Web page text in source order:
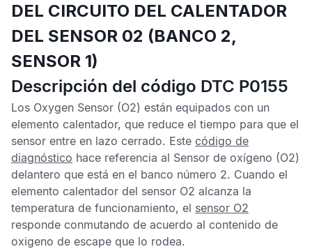
DEL CIRCUITO DEL CALENTADOR
DEL SENSOR 02 (BANCO 2,
SENSOR 1)
Descripción del código DTC P0155
Los Oxygen Sensor (O2) están equipados con un
elemento calentador, que reduce el tiempo para que el
sensor entre en lazo cerrado. Este código de
diagnóstico hace referencia al Sensor de oxígeno (O2)
delantero que está en el banco número 2. Cuando el
elemento calentador del sensor O2 alcanza la
temperatura de funcionamiento, el sensor O2
responde conmutando de acuerdo al contenido de
oxigeno de escape que lo rodea.